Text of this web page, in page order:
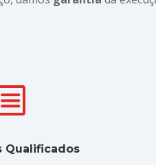
Qualificados